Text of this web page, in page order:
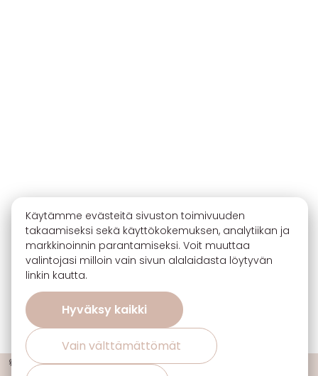
🔖 Ota 3, maksa 2 sisustuskankaiden uutuuksista ja suosikeista!
Käytämme evästeitä sivuston toimivuuden
takaamiseksi sekä käyttökokemuksen, analytiikan ja
markkinoinnin parantamiseksi. Voit muuttaa
valintojasi milloin vain sivun alalaidasta löytyvän
linkin kautta.
Hyväksy kaikki
Vain välttämättömät